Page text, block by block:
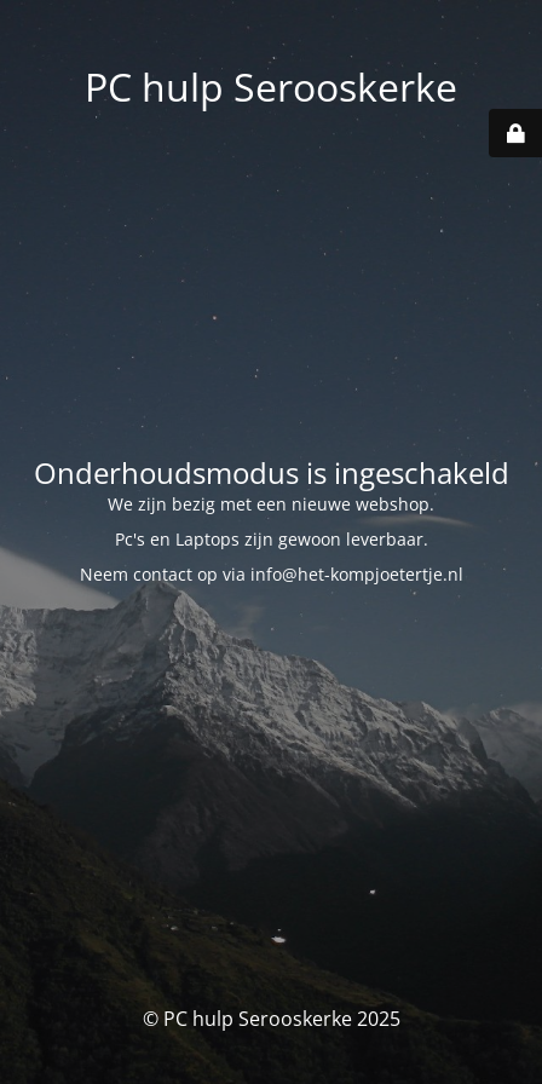
PC hulp Serooskerke
Onderhoudsmodus is ingeschakeld
We zijn bezig met een nieuwe webshop.
Pc's en Laptops zijn gewoon leverbaar.
Neem contact op via info@het-kompjoetertje.nl
© PC hulp Serooskerke 2025